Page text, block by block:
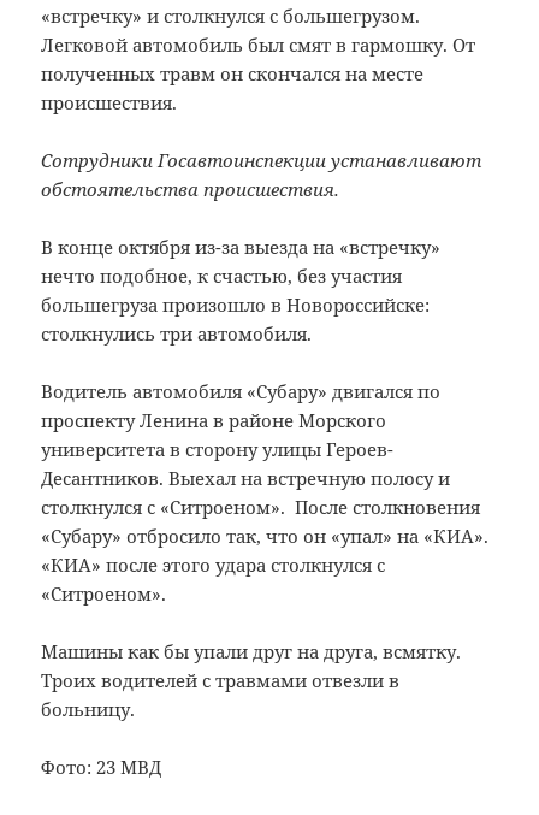
«встречку» и столкнулся с большегрузом.
Легковой автомобиль был смят в гармошку. От
полученных травм он скончался на месте
происшествия.
Сотрудники Госавтоинспекции устанавливают
обстоятельства происшествия.
В конце октября из-за выезда на «встречку»
нечто подобное, к счастью, без участия
большегруза произошло в Новороссийске:
столкнулись три автомобиля.
Водитель автомобиля «Субару» двигался по
проспекту Ленина в районе Морского
университета в сторону улицы Героев-
Десантников. Выехал на встречную полосу и
столкнулся с «Ситроеном». После столкновения
«Субару» отбросило так, что он «упал» на «КИА».
«КИА» после этого удара столкнулся с
«Ситроеном».
Машины как бы упали друг на друга, всмятку.
Троих водителей с травмами отвезли в
больницу.
Фото: 23 МВД